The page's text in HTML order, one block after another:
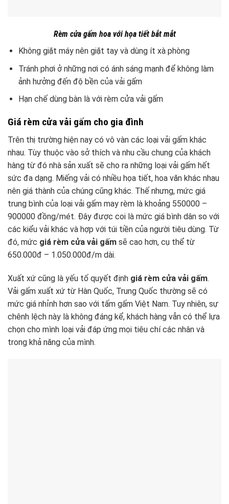
Rèm cửa gấm hoa với họa tiết bắt mắt
Không giặt máy nên giặt tay và dùng ít xà phòng
Tránh phơi ở những nơi có ánh sáng mạnh để không làm
ảnh hưởng đến độ bền của vải gấm
Hạn chế dùng bàn là với rèm cửa vải gấm
Giá rèm cửa vải gấm cho gia đình
Trên thị trường hiện nay có vô vàn các loại vải gấm khác
nhau. Tùy thuộc vào sở thích và nhu cầu chung của khách
hàng từ đó nhà sản xuất sẽ cho ra những loại vải gấm hết
sức đa dạng. Miếng vải có nhiều họa tiết, hoa văn khác nhau
nên giá thành của chúng cũng khác. Thế nhưng, mức giá
trung bình của loại vải gấm may rèm là khoảng 550000 –
900000 đồng/mét. Đây được coi là mức giá bình dân so với
các kiểu vải khác và hợp với túi tiền của người tiêu dùng. Từ
đó, mức giá rèm cửa vải gấm sẽ cao hơn, cụ thể từ
650.000đ – 1.050.000đ/m dài.
Xuất xứ cũng là yếu tố quyết định giá rèm cửa vải gấm.
Vải gấm xuất xứ từ Hàn Quốc, Trung Quốc thường sẽ có
mức giá nhỉnh hơn sao với tấm gấm Việt Nam. Tuy nhiên, sự
chênh lệch này là không đáng kể, khách hàng vẫn có thể lựa
chọn cho mình loại vải đáp ứng mọi tiêu chí các nhân và
trong khả năng của mình.